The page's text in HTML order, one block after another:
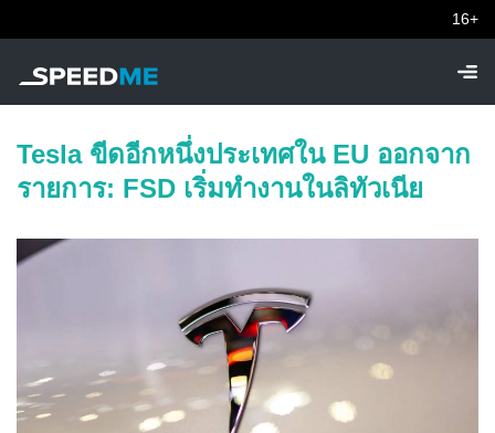
16+
Tesla ขีดอีกหนึ่งประเทศใน EU ออกจาก
รายการ: FSD เริ่มทำงานในลิทัวเนีย